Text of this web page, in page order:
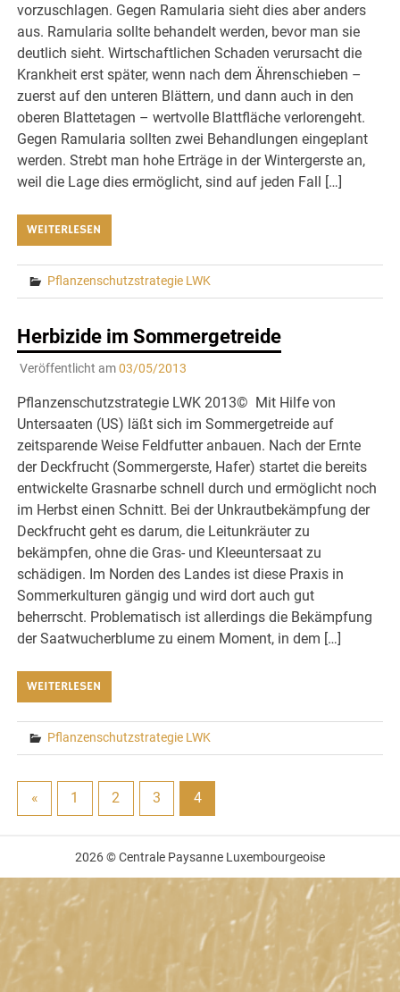
vorzuschlagen. Gegen Ramularia sieht dies aber anders
aus. Ramularia sollte behandelt werden, bevor man sie
deutlich sieht. Wirtschaftlichen Schaden verursacht die
Krankheit erst später, wenn nach dem Ährenschieben –
zuerst auf den unteren Blättern, und dann auch in den
oberen Blattetagen – wertvolle Blattfläche verlorengeht.
Gegen Ramularia sollten zwei Behandlungen eingeplant
werden. Strebt man hohe Erträge in der Wintergerste an,
weil die Lage dies ermöglicht, sind auf jeden Fall […]
WEITERLESEN
Pflanzenschutzstrategie LWK
Herbizide im Sommergetreide
Veröffentlicht am03/05/2013
Pflanzenschutzstrategie LWK 2013© Mit Hilfe von
Untersaaten (US) läßt sich im Sommergetreide auf
zeitsparende Weise Feldfutter anbauen. Nach der Ernte
der Deckfrucht (Sommergerste, Hafer) startet die bereits
entwickelte Grasnarbe schnell durch und ermöglicht noch
im Herbst einen Schnitt. Bei der Unkrautbekämpfung der
Deckfrucht geht es darum, die Leitunkräuter zu
bekämpfen, ohne die Gras- und Kleeuntersaat zu
schädigen. Im Norden des Landes ist diese Praxis in
Sommerkulturen gängig und wird dort auch gut
beherrscht. Problematisch ist allerdings die Bekämpfung
der Saatwucherblume zu einem Moment, in dem […]
WEITERLESEN
Pflanzenschutzstrategie LWK
« 1 2 3 4
2026 © Centrale Paysanne Luxembourgeoise